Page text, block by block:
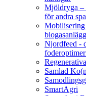
Mjöldryga –
för andra
Mobilisering
Njordfeed -
Samlad
SmartAgri